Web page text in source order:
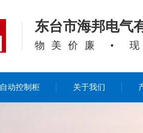
东台市海邦电气
物美价廉 •
自动控制柜 关于我们